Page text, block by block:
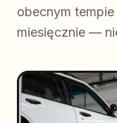
obecnym
miesięcznie —